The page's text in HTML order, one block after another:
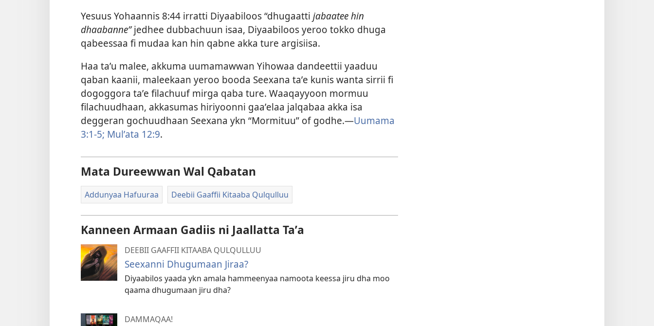
Yesuus Yohaannis 8:44 irratti Diyaabiloos “dhugaatti jabaatee hin
dhaabanne”jedhee dubbachuun isaa, Diyaabiloos yeroo tokko dhuga
qabeessaa fi mudaa kan hin qabne akka ture argisiisa.
Haa taʼu malee, akkuma uumamawwan Yihowaa dandeettii yaaduu
qaban kaanii, maleekaan yeroo booda Seexana taʼe kunis wanta sirrii fi
dogoggora taʼe filachuuf mirga qaba ture. Waaqayyoon mormuu
filachuudhaan, akkasumas hiriyoonni gaaʼelaa jalqabaa akka isa
deggeran gochuudhaan Seexana ykn “Mormituu” of godhe.—Uumama
3:1-5; Mulʼata 12:9.
Mata Dureewwan Wal Qabatan
Addunyaa Hafuuraa Deebii Gaaffii Kitaaba Qulqulluu
Kanneen Armaan Gadiis ni Jaallatta Taʼa
DEEBII GAAFFII KITAABA QULQULLUU
Seexanni Dhugumaan Jiraa?
Diyaabilos yaada ykn amala hammeenyaa namoota keessa jiru dha moo
qaama dhugumaan jiru dha?
DAMMAQAA!